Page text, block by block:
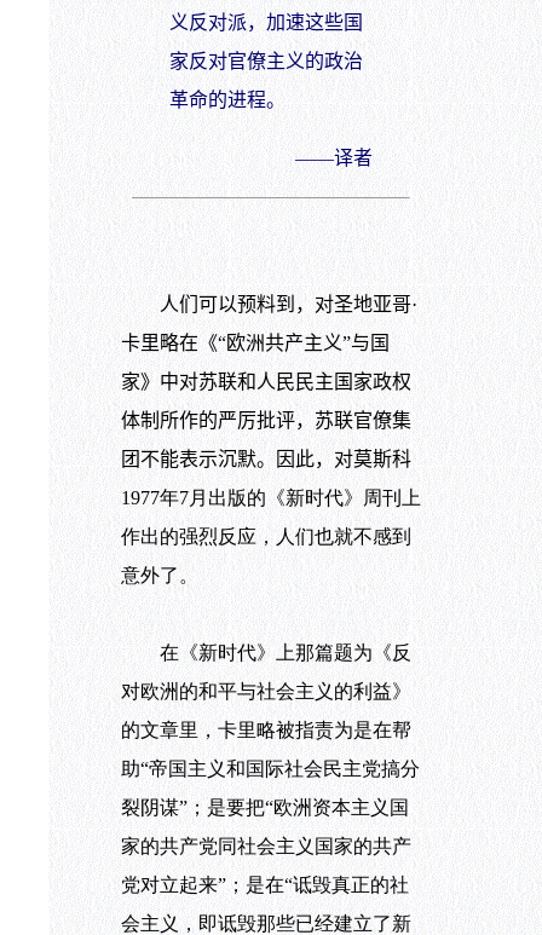
义反对派，加速这些国
家反对官僚主义的政治
革命的进程。
——译者
人们可以预料到，对圣地亚哥·
卡里略在《“欧洲共产主义”与国
家》中对苏联和人民民主国家政权
体制所作的严厉批评，苏联官僚集
团不能表示沉默。因此，对莫斯科
1977年7月出版的《新时代》周刊上
作出的强烈反应，人们也就不感到
意外了。
在《新时代》上那篇题为《反
对欧洲的和平与社会主义的利益》
的文章里，卡里略被指责为是在帮
助“帝国主义和国际社会民主党搞分
裂阴谋”；是要把“欧洲资本主义国
家的共产党同社会主义国家的共产
党对立起来”；是在“诋毁真正的社
会主义，即诋毁那些已经建立了新